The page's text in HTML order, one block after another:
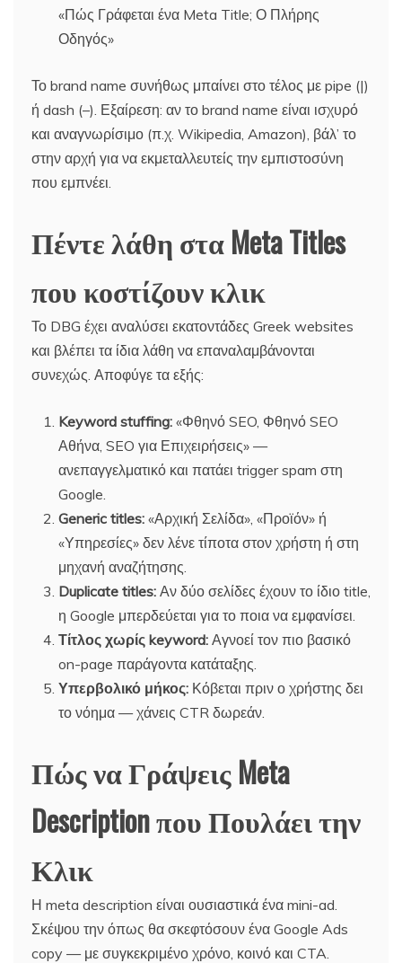
«Πώς Γράφεται ένα Meta Title; Ο Πλήρης
Οδηγός»
Το brand name συνήθως μπαίνει στο τέλος με pipe (|)
ή dash (–). Εξαίρεση: αν το brand name είναι ισχυρό
και αναγνωρίσιμο (π.χ. Wikipedia, Amazon), βάλ’ το
στην αρχή για να εκμεταλλευτείς την εμπιστοσύνη
που εμπνέει.
Πέντε λάθη στα Meta Titles
που κοστίζουν κλικ
Το DBG έχει αναλύσει εκατοντάδες Greek websites
και βλέπει τα ίδια λάθη να επαναλαμβάνονται
συνεχώς. Αποφύγε τα εξής:
Keyword stuffing: «Φθηνό SEO, Φθηνό SEO
Αθήνα, SEO για Επιχειρήσεις» —
ανεπαγγελματικό και πατάει trigger spam στη
Google.
Generic titles: «Αρχική Σελίδα», «Προϊόν» ή
«Υπηρεσίες» δεν λένε τίποτα στον χρήστη ή στη
μηχανή αναζήτησης.
Duplicate titles: Αν δύο σελίδες έχουν το ίδιο title,
η Google μπερδεύεται για το ποια να εμφανίσει.
Τίτλος χωρίς keyword: Αγνοεί τον πιο βασικό
on-page παράγοντα κατάταξης.
Υπερβολικό μήκος: Κόβεται πριν ο χρήστης δει
το νόημα — χάνεις CTR δωρεάν.
Πώς να Γράψεις Meta
Description που Πουλάει την
Κλικ
Η meta description είναι ουσιαστικά ένα mini-ad.
Σκέψου την όπως θα σκεφτόσουν ένα Google Ads
copy — με συγκεκριμένο χρόνο, κοινό και CTA.